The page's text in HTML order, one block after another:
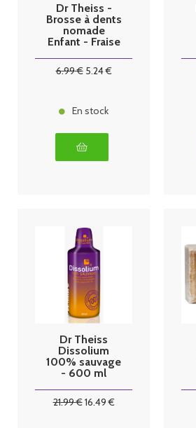
Dr Theiss -
Brosse à dents
nomade
Enfant - Fraise
6.99€ 5.24€
En stock
Dr Theiss
Dissolium
100% sauvage
- 600 ml
21.99€16.49€